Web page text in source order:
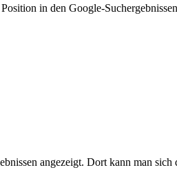
in den Google-
angezeigt. Dort kann man